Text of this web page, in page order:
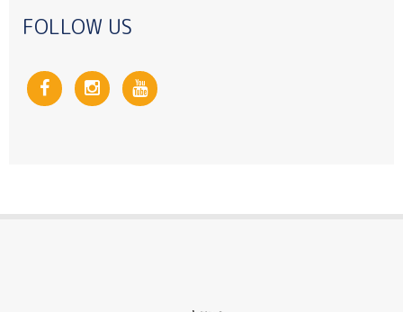
FOLLOW US